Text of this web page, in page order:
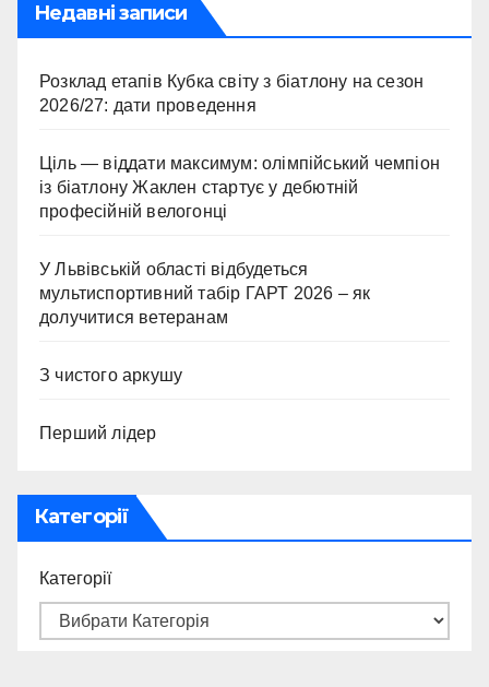
Недавні записи
Розклад етапів Кубка світу з біатлону на сезон
2026/27: дати проведення
Ціль — віддати максимум: олімпійський чемпіон
із біатлону Жаклен стартує у дебютній
професійній велогонці
У Львівській області відбудеться
мультиспортивний табір ГАРТ 2026 – як
долучитися ветеранам
З чистого аркушу
Перший лідер
Категорії
Категорії